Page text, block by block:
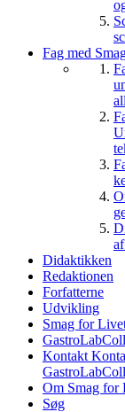
Fag med
Didaktikken
Redaktionen
Forfatterne
Udvikling
Smag for
Kontakt
Om Smag for
Søg